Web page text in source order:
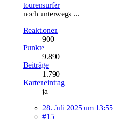
tourensurfer
noch unterwegs ...
Reaktionen
900
Punkte
9.890
Beiträge
1.790
Karteneintrag
ja
28. Juli 2025 um 13:55
#15